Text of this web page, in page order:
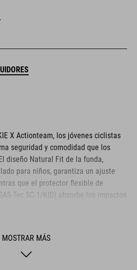
X Actionteam, los jóvenes ciclistas
seguridad y comodidad que los
diseño Natural Fit de la funda,
para niños, garantiza un ajuste
que el protector flexible de
Tec SC-1/KID) absorbe los impactos
los impactos laterales y garantizan
caso de contacto con la bici o con
MOSTRAR MÁS